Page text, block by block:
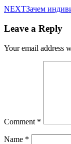
NEXTЗачем
Leave a Reply
Your email address
Comment *
Name *